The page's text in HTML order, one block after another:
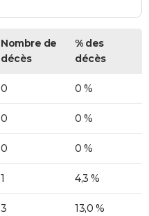
Nombre de
décès
% des
décès
0 0 %
0 0 %
0 0 %
1 4,3 %
3 13,0 %